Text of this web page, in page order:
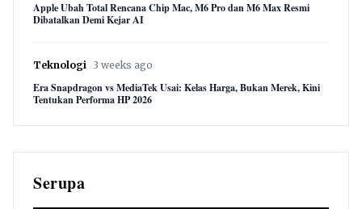
Apple Ubah Total Rencana Chip Mac, M6 Pro dan M6 Max Resmi
Dibatalkan Demi Kejar AI
Teknologi 3 weeks ago
Era Snapdragon vs MediaTek Usai: Kelas Harga, Bukan Merek, Kini
Tentukan Performa HP 2026
Serupa